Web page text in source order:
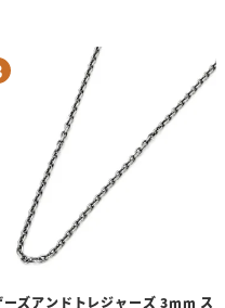
ーズアンドトレジャーズ 3mm ス